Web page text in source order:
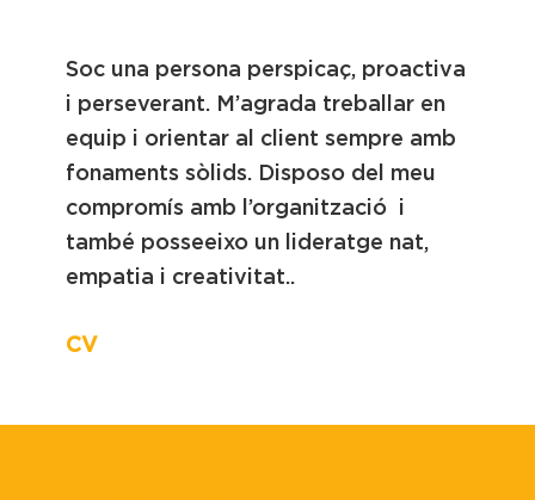
Soc una persona perspicaç, proactiva
i perseverant. M’agrada treballar en
equip i orientar al client sempre amb
fonaments sòlids. Disposo del meu
compromís amb l’organització i
també posseeixo un lideratge nat,
empatia i creativitat..
CV